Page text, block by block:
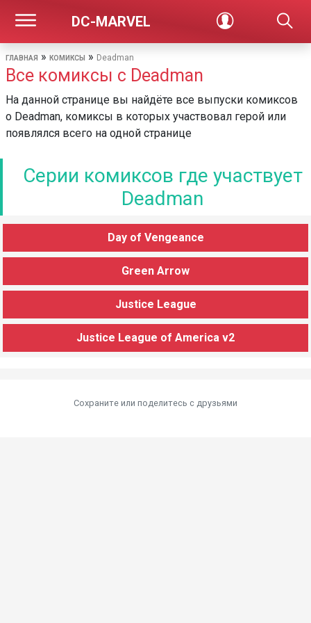
DC-MARVEL
ГЛАВНАЯ » КОМИКСЫ » Deadman
Все комиксы с Deadman
На данной странице вы найдёте все выпуски комиксов
о Deadman, комиксы в которых участвовал герой или
появлялся всего на одной странице
Серии комиксов где участвует
Deadman
Day of Vengeance
Green Arrow
Justice League
Justice League of America v2
Сохраните или поделитесь c друзьями